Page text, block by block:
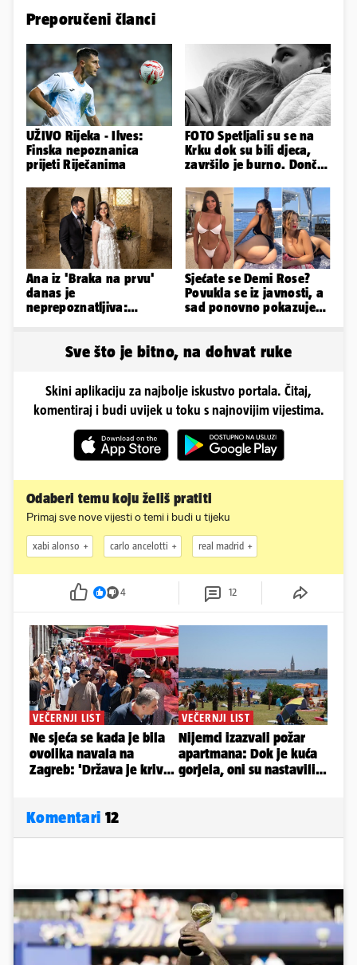
Preporučeni članci
UŽIVO Rijeka - Ilves:
Finska nepoznanica
prijeti Riječanima
FOTO Spetljali su se na
Krku dok su bili djeca,
završilo je burno. Dončić
Ana iz 'Braka na prvu'
danas je
neprepoznatljiva:
Sjećate se Demi Rose?
Povukla se iz javnosti, a
sad ponovno pokazuje
Sve što je bitno, na dohvat ruke
Skini aplikaciju za najbolje iskustvo portala. Čitaj,
komentiraj i budi uvijek u toku s najnovijim vijestima.
Odaberi temu koju želiš pratiti
Primaj sve nove vijesti o temi i budi u tijeku
xabi alonso carlo ancelotti real madrid
4 12
Komentari 12